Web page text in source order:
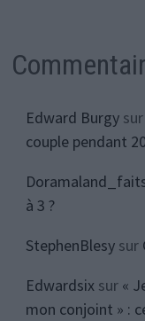
Edward Burgysur
couple pendant
à 3 ?
StephenBlesysur
Edwardsixsur «
mon conjoint » :